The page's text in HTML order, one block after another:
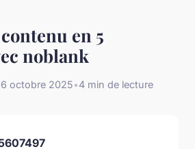
en 5
noblank
octobre 2025•4 min de lecture